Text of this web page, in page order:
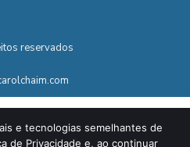
reservados
e tecnologias semelhantes de
de Privacidade e, ao continuar